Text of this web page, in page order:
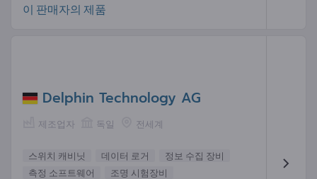
이 판매자의 제품
Delphin Technology AG
제조업자 독일 전세계
스위치 캐비닛 데이터 로거
정보 수집 장비
측정 소프트웨어
조명 시험장비